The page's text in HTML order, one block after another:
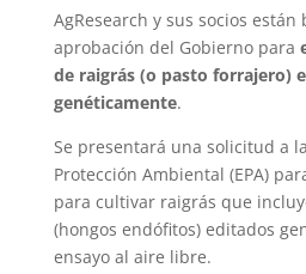
AgResearch y sus socios están
aprobación del Gobierno para
de raigrás (o pasto forrajero)
genéticamente.
Se presentará una solicitud a
Protección Ambiental (EPA)
para cultivar raigrás que
(hongos endófitos) editados
ensayo al aire libre.